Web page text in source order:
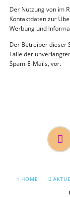
Der Nutzung von im
Kontaktdaten zur
Werbung und
Der Betreiber dieser
Falle der
Spam-E-Mails, vor.
NAVIGATION
HOME